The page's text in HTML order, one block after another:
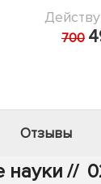
700
Отзывы
науки //